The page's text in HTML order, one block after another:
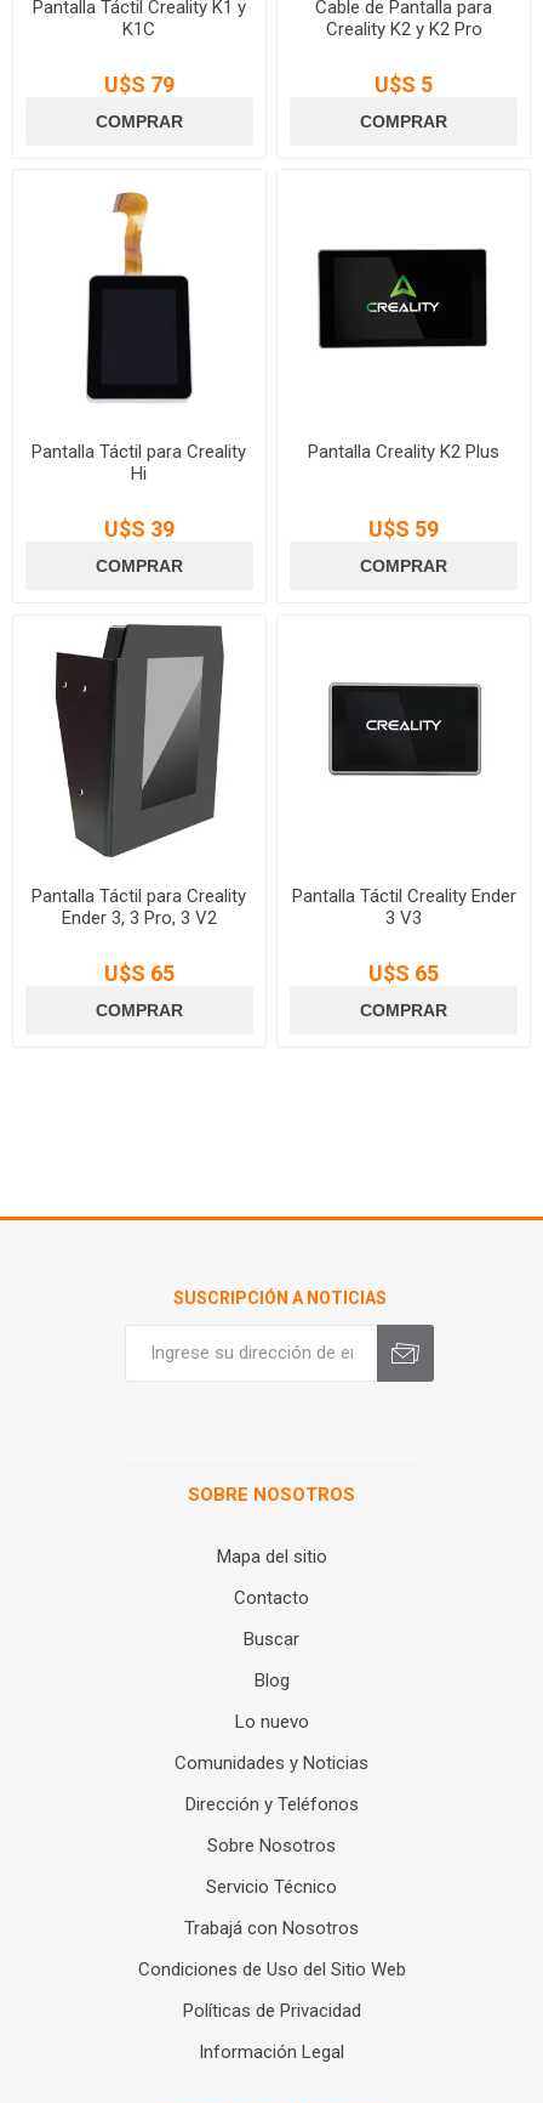
Pantalla Táctil Creality K1 y
K1C
U$S 79
Cable de Pantalla para
Creality K2 y K2 Pro
U$S 5
Pantalla Táctil para Creality
Hi
U$S 39
Pantalla Creality K2 Plus
U$S 59
Pantalla Táctil para Creality
Ender 3, 3 Pro, 3 V2
U$S 65
Pantalla Táctil Creality Ender
3 V3
U$S 65
SUSCRIPCIÓN A NOTICIAS
SOBRE NOSOTROS
Mapa del sitio
Contacto
Buscar
Blog
Lo nuevo
Comunidades y Noticias
Dirección y Teléfonos
Sobre Nosotros
Servicio Técnico
Trabajá con Nosotros
Condiciones de Uso del Sitio Web
Políticas de Privacidad
Información Legal